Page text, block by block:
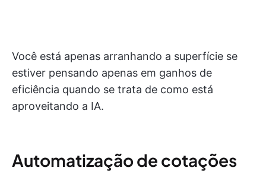
Você está apenas arranhando a superfície se
estiver pensando apenas em ganhos de
eficiência quando se trata de como está
aproveitando a IA.
Automatização de cotações